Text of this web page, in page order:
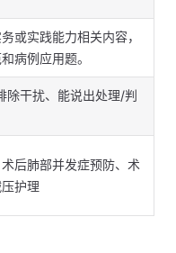
或实践能力相关内容，
病例应用题。
除干扰、能说出处理/判
后肺部并发症预防、术
护理